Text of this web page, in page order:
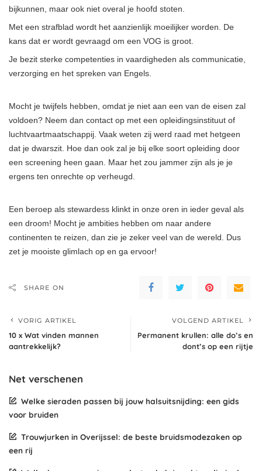
bijkunnen, maar ook niet overal je hoofd stoten.
Met een strafblad wordt het aanzienlijk moeilijker worden. De
kans dat er wordt gevraagd om een VOG is groot.
Je bezit sterke competenties in vaardigheden als communicatie,
verzorging en het spreken van Engels.
Mocht je twijfels hebben, omdat je niet aan een van de eisen zal
voldoen? Neem dan contact op met een opleidingsinstituut of
luchtvaartmaatschappij. Vaak weten zij werd raad met hetgeen
dat je dwarszit. Hoe dan ook zal je bij elke soort opleiding door
een screening heen gaan. Maar het zou jammer zijn als je je
ergens ten onrechte op verheugd.
Een beroep als stewardess klinkt in onze oren in ieder geval als
een droom! Mocht je ambities hebben om naar andere
continenten te reizen, dan zie je zeker veel van de wereld. Dus
zet je mooiste glimlach op en ga ervoor!
SHARE ON
VORIG ARTIKEL
10 x Wat vinden mannen
aantrekkelijk?
VOLGEND ARTIKEL
Permanent krullen: alle do’s en
dont’s op een rijtje
Net verschenen
Welke sieraden passen bij jouw halsuitsnijding: een gids
voor bruiden
Trouwjurken in Overijssel: de beste bruidsmodezaken op
een rij